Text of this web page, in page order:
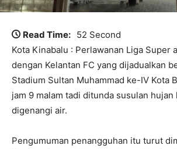
Read Time: 52 Second
Kota Kinabalu : Perlawanan Liga Super
dengan Kelantan FC yang dijadualkan
Stadium Sultan Muhammad ke-IV Kota
jam 9 malam tadi ditunda susulan hujan
digenangi air.
Pengumuman penangguhan itu turut